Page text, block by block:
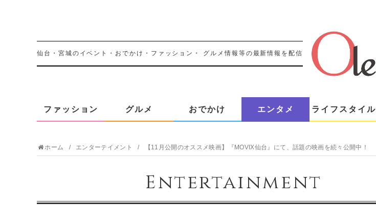
仙台・宮城のイベント・おでかけ・ファッション・ グルメ情報等の最新情報を配信！！
ファッション グルメ おでかけ エンタメ ライフスタイル
ホーム エンターテイメント 【11月公開のオススメ映画】『MOVIX仙台』にて、話題の映画を続々公開中！
Entertainment